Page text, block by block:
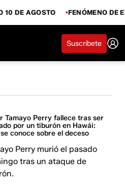
10 DE AGOSTO FENÓMENO DE
Suscríbete
Tamayo Perry fallece tras ser
por un tiburón en Hawái:
conoce sobre el deceso
Perry murió el pasado
tras un ataque de